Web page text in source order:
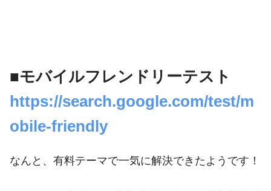
■モバイルフレンドリーテスト
https://search.google.com/test/m
obile-friendly
なんと、有料テーマで一気に解決できたようです！